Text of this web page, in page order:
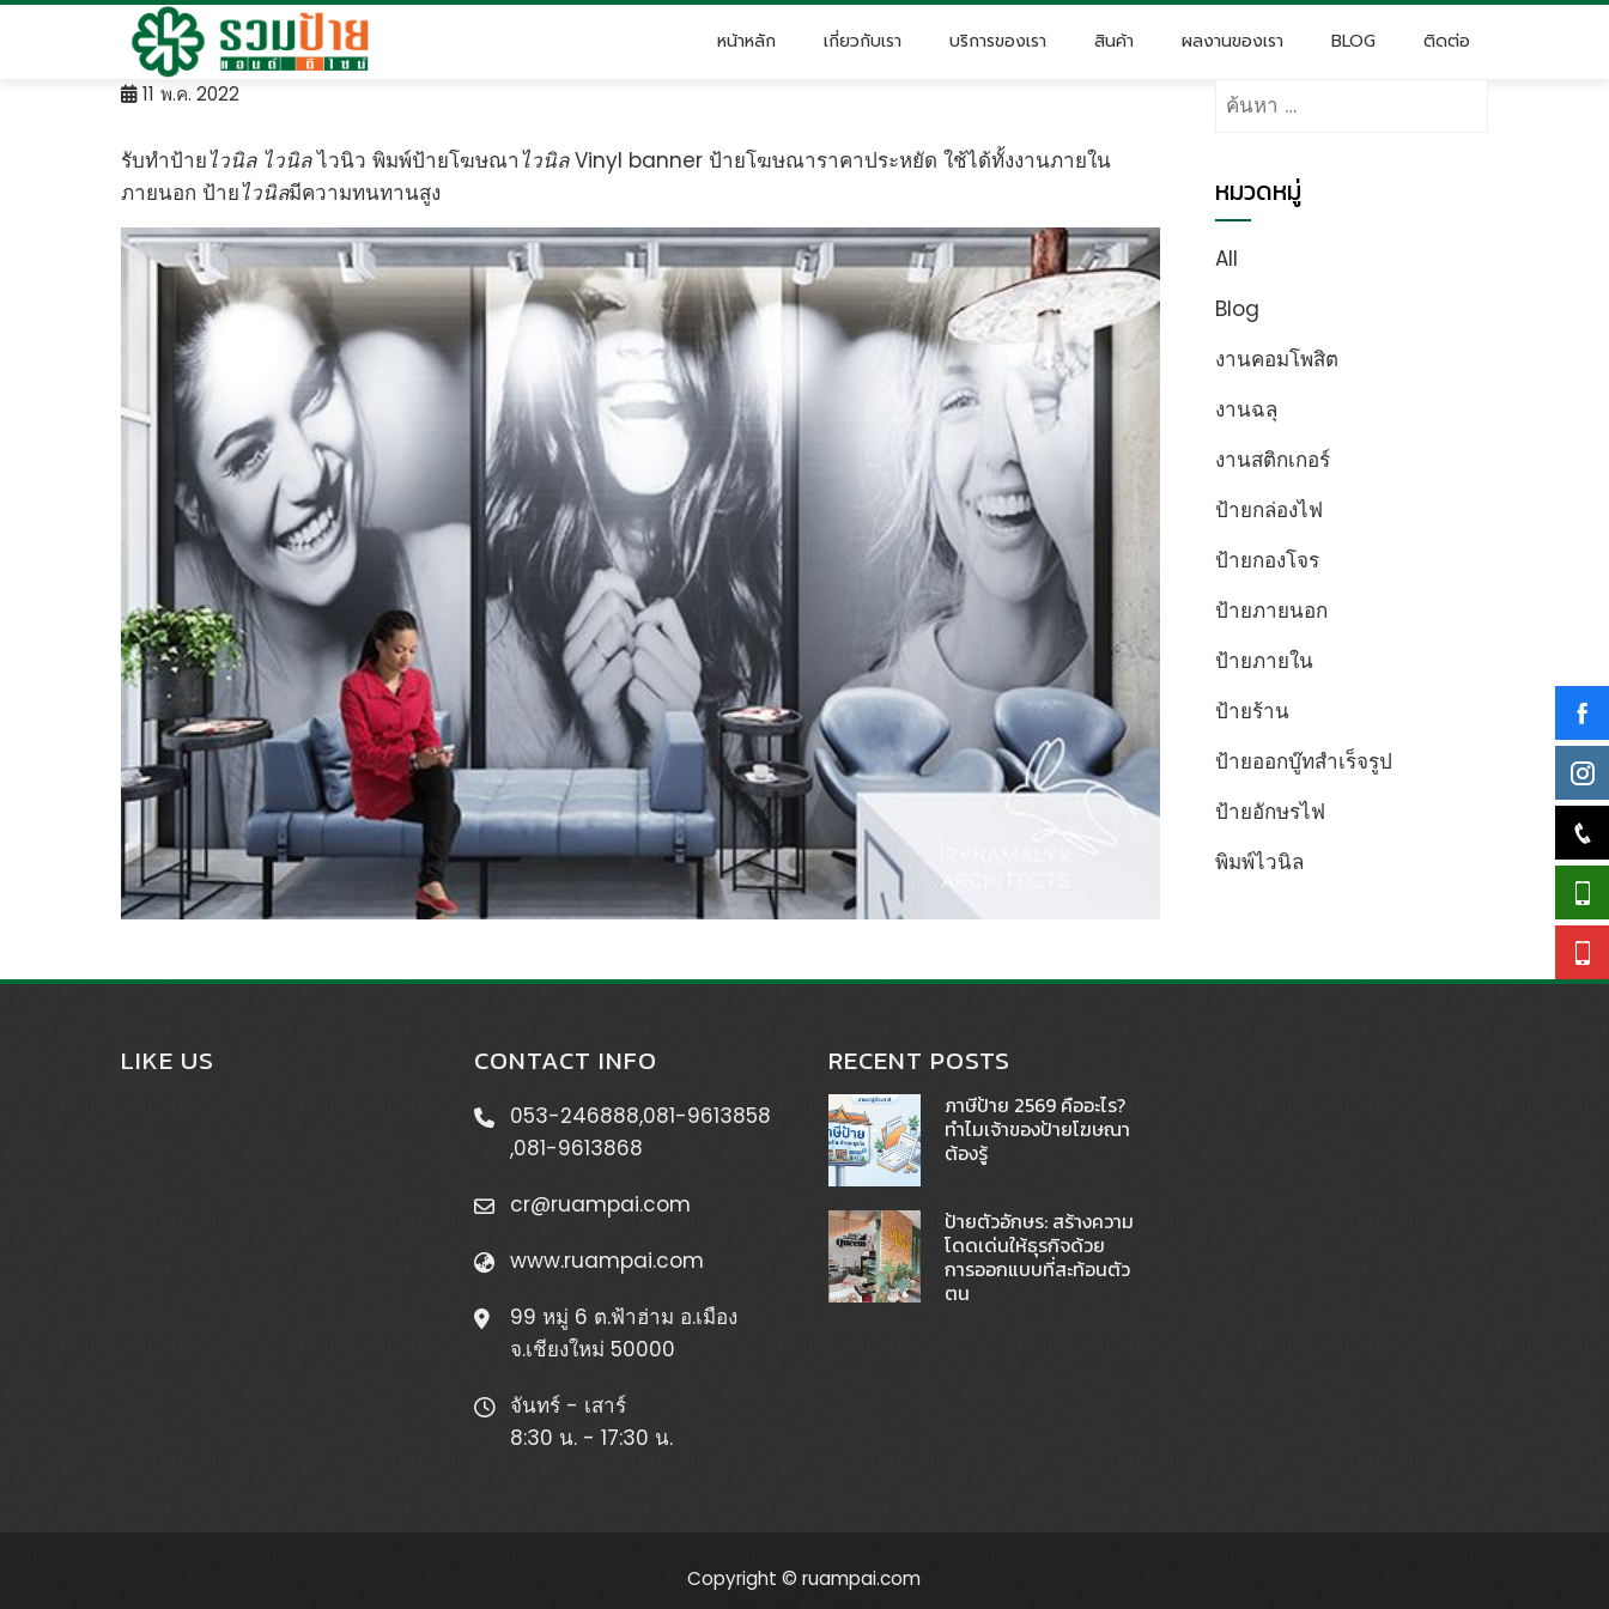
Skip
หน้าหลัก เกี่ยวกับเรา บริการของเรา สินค้า ผลงานของเรา BLOG ติดต่อ
11 พ.ค. 2022
รับทำป้ายไวนิล ไวนิลไวนิว พิมพ์ป้ายโฆษณาไวนิลVinyl banner ป้ายโฆษณาราคาประหยัด ใช้ได้ทั้งงานภายใน
ภายนอก ป้ายไวนิลมีความทนทานสูง
ค้นหา
หมวดหมู่
All
Blog
งานคอมโพสิต
งานฉลุ
งานสติกเกอร์
ป้ายกล่องไฟ
ป้ายกองโจร
ป้ายภายนอก
ป้ายภายใน
ป้ายร้าน
ป้ายออกบู๊ทสำเร็จรูป
ป้ายอักษรไฟ
พิมพ์ไวนิล
LIKE US CONTACT INFO
053-246888,081-9613858
,081-9613868
cr@ruampai.com
www.ruampai.com
99 หมู่ 6 ต.ฟ้าฮ่าม อ.เมือง
จ.เชียงใหม่ 50000
จันทร์ - เสาร์
8:30 น. - 17:30 น.
RECENT POSTS
ภาษีป้าย 2569 คืออะไร?
ทำไมเจ้าของป้ายโฆษณา
ต้องรู้
ป้ายตัวอักษร: สร้างความ
โดดเด่นให้ธุรกิจด้วย
การออกแบบที่สะท้อนตัว
ตน
Copyright © ruampai.com